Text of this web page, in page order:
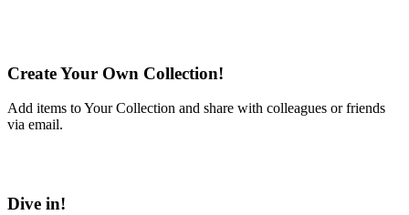
Create Your Own Collection!
Add items to Your Collection and share with colleagues or friends
via email.
Dive in!